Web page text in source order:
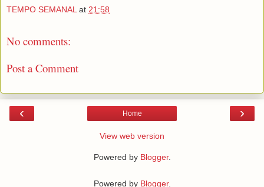
TEMPO SEMANAL at 21:58
No comments:
Post a Comment
‹ ›
Home
View web version
Powered by Blogger.
Powered by Blogger.